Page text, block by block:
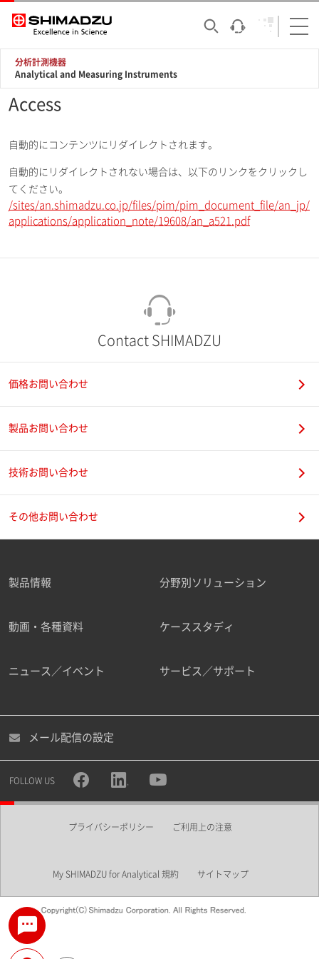
分析計測機器
Analytical and Measuring Instruments
Access
自動的にコンテンツにリダイレクトされます。
自動的にリダイレクトされない場合は、以下のリンクをクリックし
てください。
/sites/an.shimadzu.co.jp/files/pim/pim_document_file/an_jp/
applications/application_note/19608/an_a521.pdf
Contact SHIMADZU
価格お問い合わせ
製品お問い合わせ
技術お問い合わせ
その他お問い合わせ
製品情報 分野別ソリューション
動画・各種資料 ケーススタディ
ニュース／イベント サービス／サポート
メール配信の設定
FOLLOW US
プライバシーポリシー ご利用上の注意
My SHIMADZU for Analytical 規約 サイトマップ